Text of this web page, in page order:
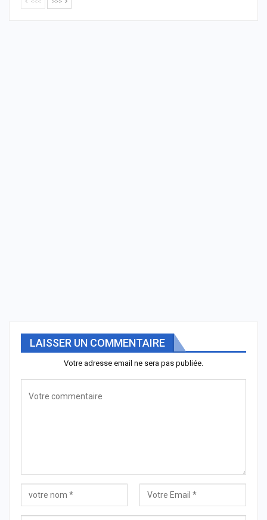
<<< >>>
LAISSER UN COMMENTAIRE
Votre adresse email ne sera pas publiée.